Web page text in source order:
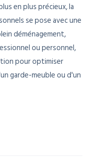
en plus précieux, la
se pose avec une
déménagement,
ou personnel,
pour optimiser
garde-meuble ou d'un